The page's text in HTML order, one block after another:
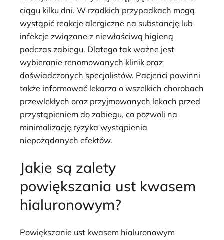
ciągu kilku dni. W rzadkich przypadkach mogą
wystąpić reakcje alergiczne na substancję lub
infekcje związane z niewłaściwą higieną
podczas zabiegu. Dlatego tak ważne jest
wybieranie renomowanych klinik oraz
doświadczonych specjalistów. Pacjenci powinni
także informować lekarza o wszelkich chorobach
przewlekłych oraz przyjmowanych lekach przed
przystąpieniem do zabiegu, co pozwoli na
minimalizację ryzyka wystąpienia
niepożądanych efektów.
Jakie są zalety
powiększania ust kwasem
hialuronowym?
Powiększanie ust kwasem hialuronowym